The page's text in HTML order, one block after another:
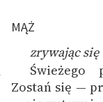
MĄŻ
zrywając się
Zostań się —